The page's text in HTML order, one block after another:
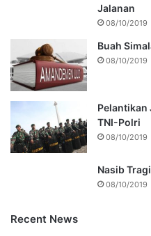
Jalanan
08/10/2019
Buah
08/10/2019
Pelantikan
TNI-Polri
08/10/2019
Nasib
08/10/2019
Recent News